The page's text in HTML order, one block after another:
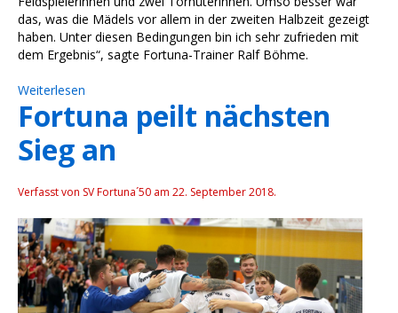
das, was die Mädels vor allem in der zweiten Halbzeit gezeigt
haben. Unter diesen Bedingungen bin ich sehr zufrieden mit
dem Ergebnis“, sagte Fortuna-Trainer Ralf Böhme.
Weiterlesen
Fortuna peilt nächsten
Sieg an
Verfasst von SV Fortuna´50 am 22. September 2018.